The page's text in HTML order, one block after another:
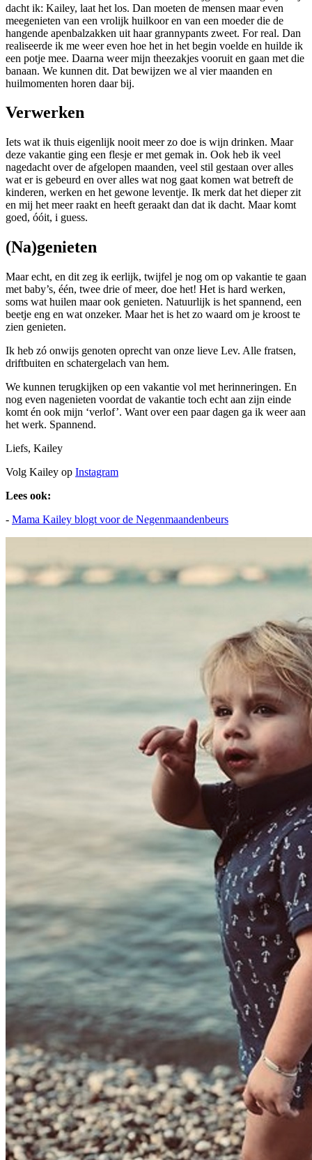
dacht ik: Kailey, laat het los. Dan moeten de mensen maar even
meegenieten van een vrolijk huilkoor en van een moeder die de
hangende apenbalzakken uit haar grannypants zweet. For real. Dan
realiseerde ik me weer even hoe het in het begin voelde en huilde ik
een potje mee. Daarna weer mijn theezakjes vooruit en gaan met die
banaan. We kunnen dit. Dat bewijzen we al vier maanden en
huilmomenten horen daar bij.
Verwerken
Iets wat ik thuis eigenlijk nooit meer zo doe is wijn drinken. Maar
deze vakantie ging een flesje er met gemak in. Ook heb ik veel
nagedacht over de afgelopen maanden, veel stil gestaan over alles
wat er is gebeurd en over alles wat nog gaat komen wat betreft de
kinderen, werken en het gewone leventje. Ik merk dat het dieper zit
en mij het meer raakt en heeft geraakt dan dat ik dacht. Maar komt
goed, óóit, i guess.
(Na)genieten
Maar echt, en dit zeg ik eerlijk, twijfel je nog om op vakantie te gaan
met baby’s, één, twee drie of meer, doe het! Het is hard werken,
soms wat huilen maar ook genieten. Natuurlijk is het spannend, een
beetje eng en wat onzeker. Maar het is het zo waard om je kroost te
zien genieten.
Ik heb zó onwijs genoten oprecht van onze lieve Lev. Alle fratsen,
driftbuiten en schatergelach van hem.
We kunnen terugkijken op een vakantie vol met herinneringen. En
nog even nagenieten voordat de vakantie toch echt aan zijn einde
komt én ook mijn ‘verlof’. Want over een paar dagen ga ik weer aan
het werk. Spannend.
Liefs, Kailey
Volg Kailey op Instagram
Lees ook:
- Mama Kailey blogt voor de Negenmaandenbeurs